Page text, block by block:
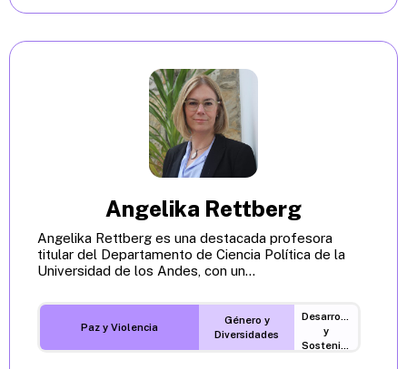
Angelika Rettberg
Angelika Rettberg es una destacada profesora
titular del Departamento de Ciencia Política de la
Universidad de los Andes, con un...
Paz y Violencia
Género y
Diversidades
Desarrollo
y
Sostenibilidad